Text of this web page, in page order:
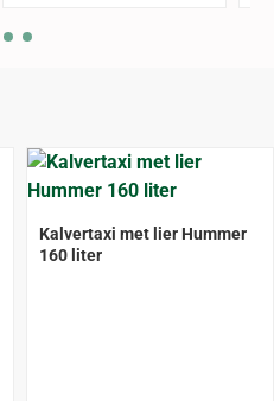
ALLEEN AFHALEN
Kalvertaxi met lier Hummer
160 liter